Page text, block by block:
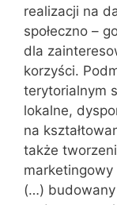
realizacji na
społeczno –
dla
korzyści.
terytorialnym
lokalne,
na
także
marketingowy
(…) budowany